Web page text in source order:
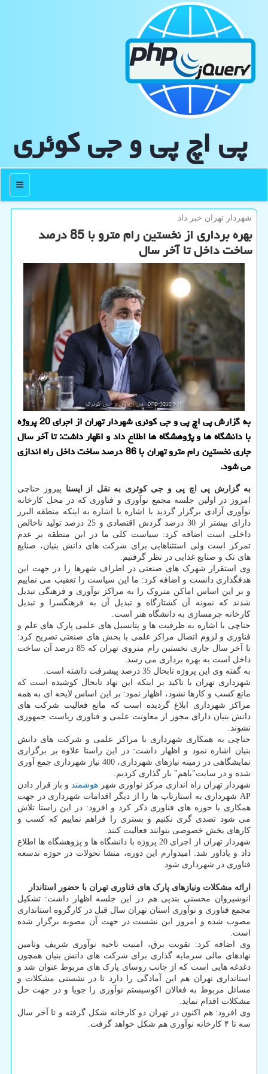
پی اچ پی و جی كوئری
منو
شهردار تهران خبر داد
بهره برداری از نخستین رام مترو با 85 درصد
ساخت داخل تا آخر سال
به گزارش پی اچ پی و جی كوئری شهردار تهران از اجرای 20 پروژه
با دانشگاه ها و پژوهشگاه ها اطلاع داد و اظهار داشت: تا آخر سال
جاری نخستین رام مترو تهران با 86 درصد ساخت داخل راه اندازی
می شود.
به گزارش پی اچ پی و جی کوئری به نقل از ایسنا پیروز حناچی
امروز در اولین جلسه مجمع نوآوری و فناوری که در محل کارخانه
نوآوری آزادی برگزار گردید با اشاره با اشاره به اینکه منطقه البرز
دارای بیشتر از 30 درصد گردش اقتصادی و 25 درصد تولید ناخالص
داخلی است اضافه کرد: سیاست کلی ما در این منطقه بر عدم
تمرکز است ولی استثناهایی برای شرکت های دانش بنیان، صنایع
های تک و صنایع غذایی در نظر گرفتیم.
وی استقرار شهرک های صنعتی در اطراف شهرها را در جهت این
هدفگذاری دانست و اضافه کرد: ما این سیاست را تعقیب می نماییم
و بر این اساس اماکن متروک را به مراکز نوآوری و فرهنگی تبدیل
شدند که نمونه آن کشتارگاه و تبدیل آن به فرهنگسرا و تبدیل
کارخانه چرمسازی به دانشگاه هنر است.
حناچی با اشاره به ظرفیت ها و پتانسیل های علمی پارک های علم و
فناوری و لزوم اتصال مراکز علمی با بخش های صنعتی تصریح کرد:
تا آخر سال جاری نخستین رام متروی تهران که 85 درصد آن ساخت
داخل است به بهره برداری می رسد.
به گفته وی این پروژه تابحال 35 درصد پیشرفت داشته است.
شهرداری تهران با تاکید بر اینکه این نهاد تابحال کوشیده است که
مانع کسب و کارها نشود، اظهار نمود: بر این اساس لایحه ای به همه
مراکز شهرداری ابلاغ گردیده است که مانع فعالیت شرکت های
دانش بنیان دارای مجوز از معاونت علمی و فناوری ریاست جمهوری
نشوند.
حناچی به همکاری شهرداری با مراکز علمی و شرکت های دانش
بنیان اشاره نمود و اظهار داشت: در این راستا علاوه بر برگزاری
نمایشگاهی در زمینه نیازهای شهرداری، 400 نیاز شهرداری جمع آوری
شده و در سایت"باهم" بار گذاری کردیم.
شهردار تهران راه اندازی مرکز نواوری شهر هوشمند و باز قرار دادن
AP شهرداری به استارتاپ ها را از دیگر اقدامات شهرداری در جهت
همکاری با حوزه های فناوری ذکر کرد و افزود: در این راستا تلاش
می شود تصدی گری نکنیم و بستری را فراهم نماییم که کسب و
کارهای بخش خصوصی بتوانند فعالیت کنند.
شهردار تهران از اجرای 20 پروژه با دانشگاه ها و پژوهشگاه ها اطلاع
داد و یاداور شد: امیدوارم این دوره، منشا تحولات در حوزه تدسعه
فناوری در شهرداری شود.
ارائه مشکلات ونیازهای پارک های فناوری تهران با حضور استاندار
انوشیروان محسنی بندپی هم در این جلسه اظهار داشت: تشکیل
مجمع فناوری و نوآوری استان تهران سال قبل در کارگروه استانداری
مصوب شده و امروز این نشست در جهت آن مصوبه برگزار شده
است.
وی اضافه کرد: تقویت برق، امنیت ناحیه نوآوری شریف وتامین
نهادهای مالی سرمایه گذاری برای شرکت های دانش بنیان همچون
دغدغه هایی است که از جانب روسای پارک های مربوط عنوان شد و
استانداری تهران هم این آمادگی را دارد تا در نشستی مشکلات و
مسائل مربوط به فعالان اکوسیستم نوآوری را جویا و در جهت حل
مشکلات اقدام نماید.
وی افزود: هم اکنون در تهران دو کارخانه شکل گرفته و تا آخر سال
سه تا ۴ کارخانه نوآوری هم شکل خواهد گرفت.